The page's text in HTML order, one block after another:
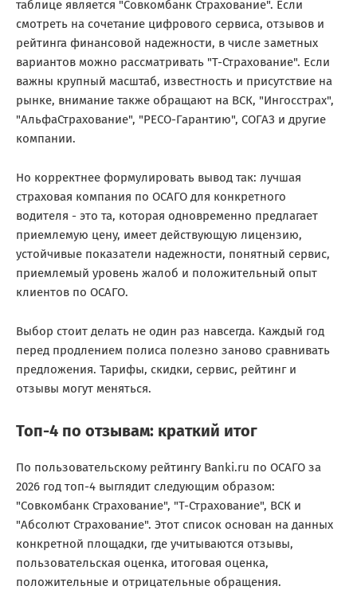
таблице является "Совкомбанк Страхование". Если
смотреть на сочетание цифрового сервиса, отзывов и
рейтинга финансовой надежности, в числе заметных
вариантов можно рассматривать "Т-Страхование". Если
важны крупный масштаб, известность и присутствие на
рынке, внимание также обращают на ВСК, "Ингосстрах",
"АльфаСтрахование", "РЕСО-Гарантию", СОГАЗ и другие
компании.
Но корректнее формулировать вывод так: лучшая
страховая компания по ОСАГО для конкретного
водителя - это та, которая одновременно предлагает
приемлемую цену, имеет действующую лицензию,
устойчивые показатели надежности, понятный сервис,
приемлемый уровень жалоб и положительный опыт
клиентов по ОСАГО.
Выбор стоит делать не один раз навсегда. Каждый год
перед продлением полиса полезно заново сравнивать
предложения. Тарифы, скидки, сервис, рейтинг и
отзывы могут меняться.
Топ-4 по отзывам: краткий итог
По пользовательскому рейтингу Banki.ru по ОСАГО за
2026 год топ-4 выглядит следующим образом:
"Совкомбанк Страхование", "Т-Страхование", ВСК и
"Абсолют Страхование". Этот список основан на данных
конкретной площадки, где учитываются отзывы,
пользовательская оценка, итоговая оценка,
положительные и отрицательные обращения.